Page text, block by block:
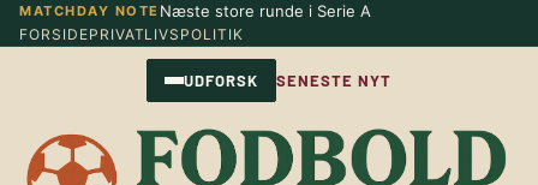
Spring
til
MATCHDAY NOTE Næste store runde i Serie A
FORSIDEPRIVATLIVSPOLITIK
UDFORSK SENESTE NYT